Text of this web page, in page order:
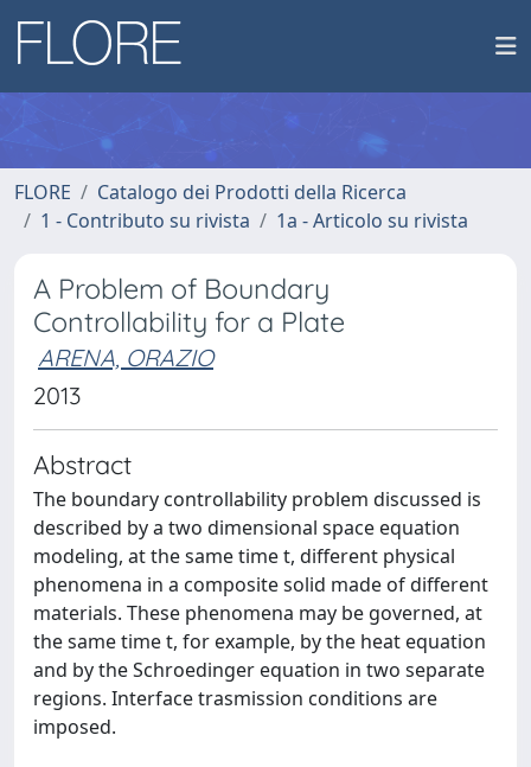
FLORE
Catalogo dei Prodotti della Ricerca
1 - Contributo su rivista
1a - Articolo su rivista
A Problem of Boundary
Controllability for a Plate
ARENA, ORAZIO
2013
Abstract
The boundary controllability problem discussed is
described by a two dimensional space equation
modeling, at the same time t, different physical
phenomena in a composite solid made of different
materials. These phenomena may be governed, at
the same time t, for example, by the heat equation
and by the Schroedinger equation in two separate
regions. Interface trasmission conditions are
imposed.